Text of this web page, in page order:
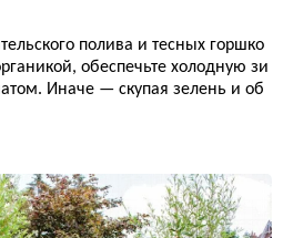
полива и тесных горшко
обеспечьте холодную зи
Иначе — скупая зелень и об